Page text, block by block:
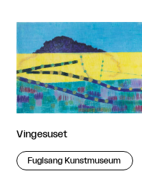
Vingesuset
Fuglsang Kunstmuseum